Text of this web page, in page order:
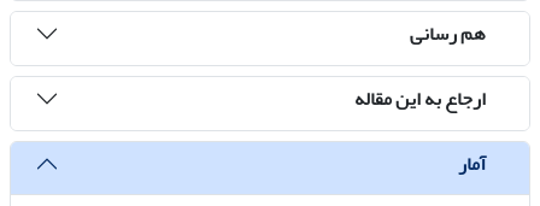
هم رسانی
ارجاع به این مقاله
آمار